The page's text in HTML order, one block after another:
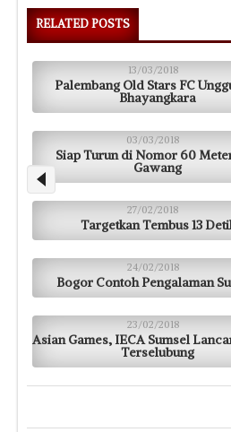
RELATED POSTS
13/03/2018
Palembang Old Stars FC
Bhayangkara
03/03/2018
Siap Turun di Nomor 60
Gawang
27/02/2018
Targetkan Tembus 13
24/02/2018
Bogor Contoh Pengalaman
23/02/2018
Asian Games, IECA Sumsel
Terselubung